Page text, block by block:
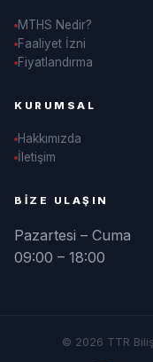
MTHS Nedir?
Faaliyet İzni
Fiyatlandırma
KURUMSAL
Hakkımızda
İletişim
BIZE ULAŞIN
Pazartesi – Cuma
09:00 – 18:00
© 2026 TTR